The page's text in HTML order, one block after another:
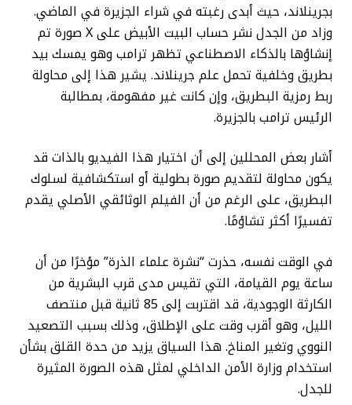
بجرينلاند، حيث أبدى رغبته في شراء الجزيرة في الماضي.
وزاد من الجدل نشر حساب البيت الأبيض على X صورة تم
إنشاؤها بالذكاء الاصطناعي تظهر ترامب وهو يمسك بيد
بطريق وخلفية تحمل علم جرينلاند. يشير هذا إلى محاولة
ربط رمزية البطريق، وإن كانت غير مفهومة، بمطالبة
الرئيس ترامب بالجزيرة.
أشار بعض المحللين إلى أن اختيار هذا الفيديو بالذات قد
يكون محاولة لتقديم صورة بطولية أو استكشافية لسلوك
البطريق، على الرغم من أن الفيلم الوثائقي الأصلي يقدم
تفسيرًا أكثر تشاؤمًا.
في الوقت نفسه، حذرت “نشرة علماء الذرة” مؤخرًا من أن
ساعة يوم القيامة، التي تقيس مدى قرب البشرية من
الكارثة الوجودية، قد اقتربت إلى 85 ثانية قبل منتصف
الليل، وهو أقرب وقت على الإطلاق، وذلك بسبب التصعيد
النووي وتغير المناخ. هذا السياق يزيد من حدة القلق بشأن
استخدام وزارة الأمن الداخلي لمثل هذه الصورة المثيرة
للجدل.